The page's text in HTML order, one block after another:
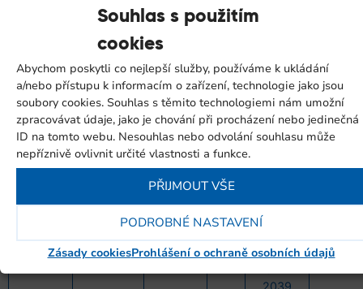
Souhlas s použitím
cookies
Abychom poskytli co nejlepší služby, používáme k ukládání
a/nebo přístupu k informacím o zařízení, technologie jako jsou
soubory cookies. Souhlas s těmito technologiemi nám umožní
zpracovávat údaje, jako je chování při procházení nebo jedinečná
ID na tomto webu. Nesouhlas nebo odvolání souhlasu může
nepříznivě ovlivnit určité vlastnosti a funkce.
PŘIJMOUT VŠE
PODROBNÉ NASTAVENÍ
Zásady cookiesProhlášení o ochraně osobních údajů
1327 x
2039
RSe132i 132 21.51 10
2290 x
1327 x
2764
24.79 7.5
1327 x
RSe132ie 132 21.51 10
2290 x
2039
2764